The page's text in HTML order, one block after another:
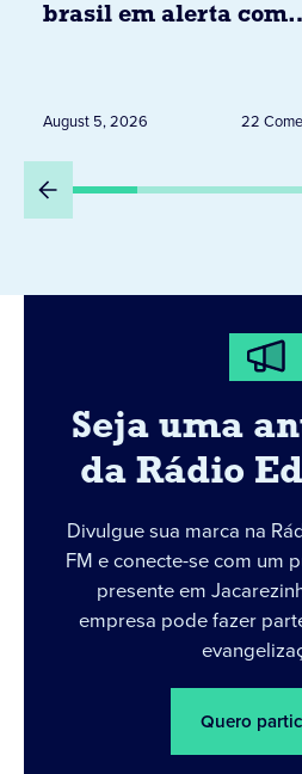
brasil em alerta com
dias 6 e 8 de agosto
August 5, 2026 22
Seja uma
da Rádio
Divulgue sua marca na
FM e conecte-se com um
presente em
empresa pode fazer
Quero